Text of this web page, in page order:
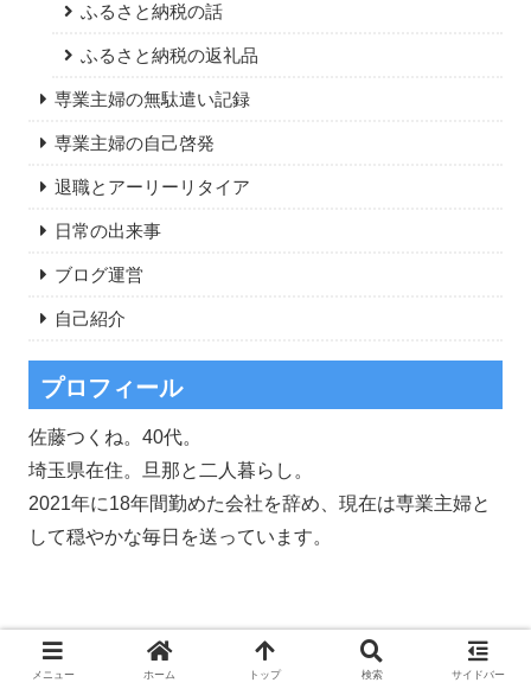
ふるさと納税の話
ふるさと納税の返礼品
専業主婦の無駄遣い記録
専業主婦の自己啓発
退職とアーリーリタイア
日常の出来事
ブログ運営
自己紹介
プロフィール
佐藤つくね。40代。
埼玉県在住。旦那と二人暮らし。
2021年に18年間勤めた会社を辞め、現在は専業主婦と
して穏やかな毎日を送っています。
メニュー ホーム トップ 検索 サイドバー